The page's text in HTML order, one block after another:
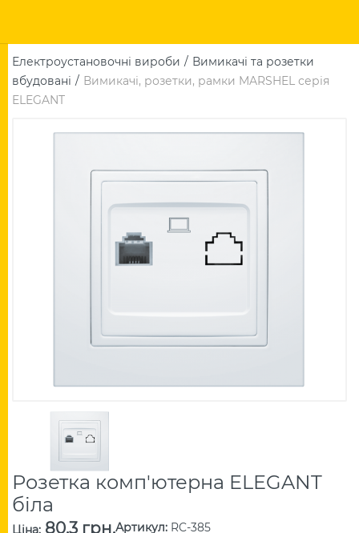
Електроустановочні вироби
Вимикачі та розетки
вбудовані
Вимикачі, розетки, рамки MARSHEL серія
ELEGANT
Розетка комп'ютерна ELEGANT
біла
Ціна: 80.3 грн.Артикул: RC-385